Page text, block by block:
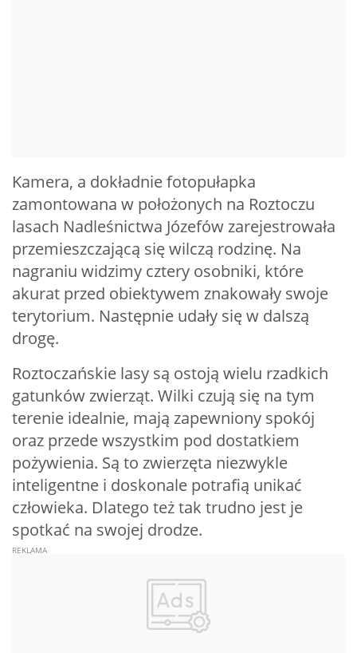
Kamera, a dokładnie fotopułapka
zamontowana w położonych na Roztoczu
lasach Nadleśnictwa Józefów zarejestrowała
przemieszczającą się wilczą rodzinę. Na
nagraniu widzimy cztery osobniki, które
akurat przed obiektywem znakowały swoje
terytorium. Następnie udały się w dalszą
drogę.
Roztoczańskie lasy są ostoją wielu rzadkich
gatunków zwierząt. Wilki czują się na tym
terenie idealnie, mają zapewniony spokój
oraz przede wszystkim pod dostatkiem
pożywienia. Są to zwierzęta niezwykle
inteligentne i doskonale potrafią unikać
człowieka. Dlatego też tak trudno jest je
spotkać na swojej drodze.